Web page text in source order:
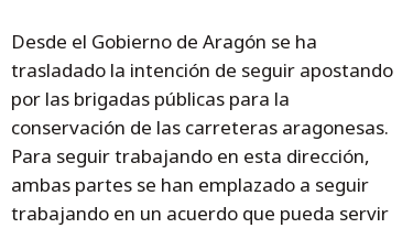
Desde el Gobierno de Aragón se ha
trasladado la intención de seguir apostando
por las brigadas públicas para la
conservación de las carreteras aragonesas.
Para seguir trabajando en esta dirección,
ambas partes se han emplazado a seguir
trabajando en un acuerdo que pueda servir